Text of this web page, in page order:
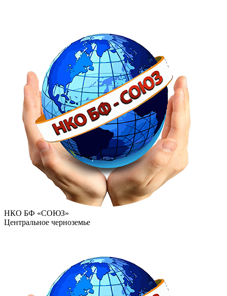
НКО БФ «СОЮЗ»
Центральное черноземье